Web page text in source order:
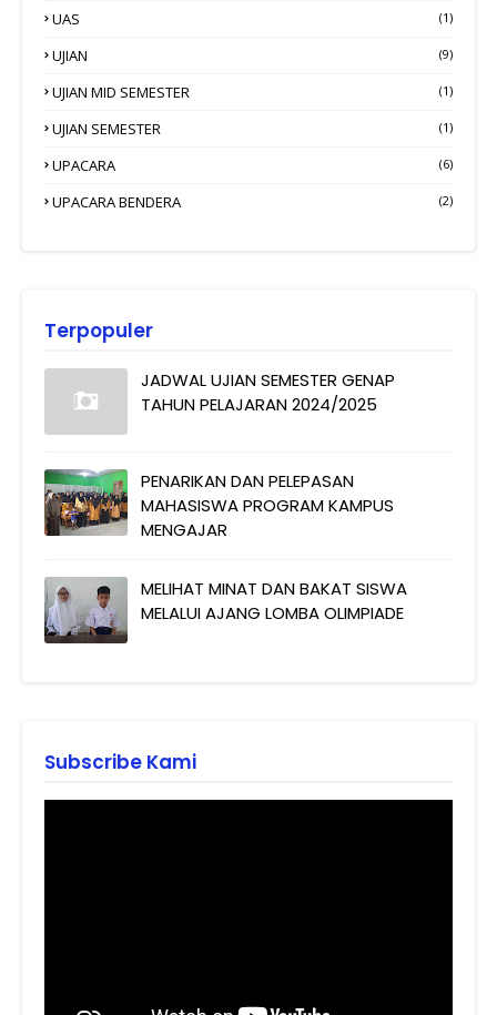
UAS (1)
UJIAN (9)
UJIAN MID SEMESTER (1)
UJIAN SEMESTER (1)
UPACARA (6)
UPACARA BENDERA (2)
Terpopuler
JADWAL UJIAN SEMESTER GENAP
TAHUN PELAJARAN 2024/2025
PENARIKAN DAN PELEPASAN
MAHASISWA PROGRAM KAMPUS
MENGAJAR
MELIHAT MINAT DAN BAKAT SISWA
MELALUI AJANG LOMBA OLIMPIADE
Subscribe Kami